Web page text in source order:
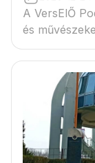
A VersElŐ
és